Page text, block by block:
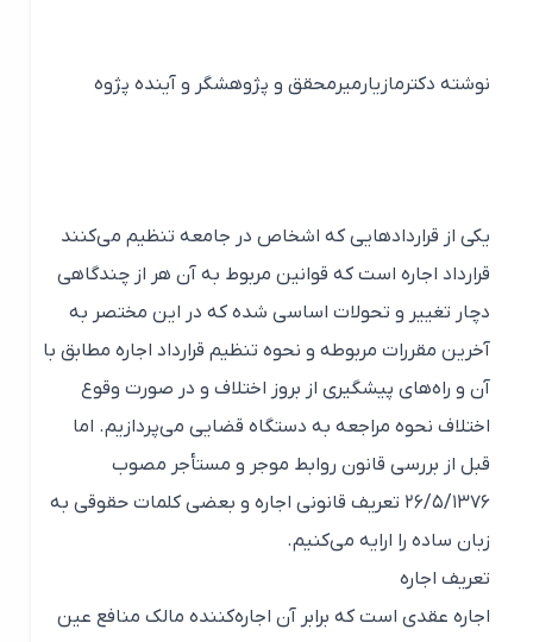
نوشته دکترمازیارمیرمحقق و پژوهشگر و آینده پژوه
یکی از قراردادهایی که اشخاص در جامعه تنظیم می‌کنند
قرارداد اجاره است که قوانین مربوط به آن هر از چندگاهی
دچار تغییر و تحولات اساسی شده که در این مختصر به
آخرین مقررات مربوطه و نحوه تنظیم قرارداد اجاره مطابق با
آن و راه‌های پیشگیری از بروز اختلاف و در صورت وقوع
اختلاف نحوه مراجعه به دستگاه قضایی می‌پردازیم. اما
قبل از بررسی قانون روابط موجر و مستأجر مصوب
۲۶/۵/۱۳۷۶ تعریف قانونی اجاره و بعضی کلمات حقوقی به
زبان ساده را ارایه می‌کنیم.
تعریف اجاره
اجاره عقدی است که برابر آن اجاره‌کننده مالک منافع عین